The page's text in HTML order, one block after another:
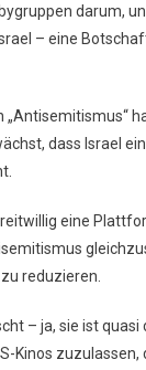
darum,
– eine
dass Israel
eine
reduzieren.
– ja, sie ist
Kinos